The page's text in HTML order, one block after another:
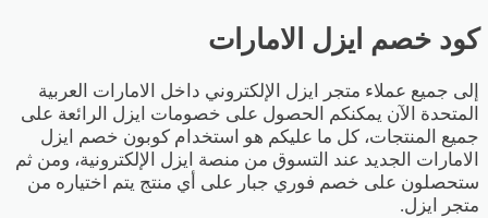
كود خصم ايزل الامارات
إلى جميع عملاء متجر ايزل الإلكتروني داخل الامارات العربية
المتحدة الآن يمكنكم الحصول على خصومات ايزل الرائعة على
جميع المنتجات، كل ما عليكم هو استخدام كوبون خصم ايزل
الامارات الجديد عند التسوق من منصة ايزل الإلكترونية، ومن ثم
ستحصلون على خصم فوري جبار على أي منتج يتم اختياره من
متجر ايزل.